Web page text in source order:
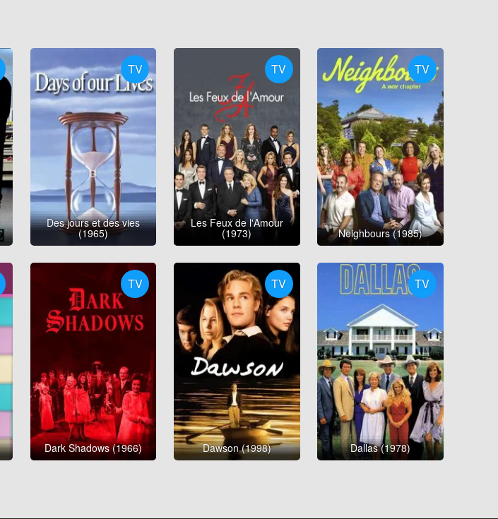
TV
Des jours et des vies
(1965)
TV
Les Feux de l'Amour
(1973)
TV
Neighbours (1985)
TV
Dark Shadows (1966)
TV
Dawson (1998)
TV
Dallas (1978)